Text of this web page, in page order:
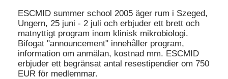
ESCMID summer school 2005 äger rum i Szeged,
Ungern, 25 juni - 2 juli och erbjuder ett brett och
matnyttigt program inom klinisk mikrobiologi.
Bifogat "announcement" innehåller program,
information om anmälan, kostnad mm. ESCMID
erbjuder ett begränsat antal resestipendier om 750
EUR för medlemmar.